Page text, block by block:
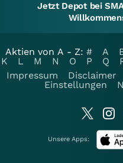
Jetzt Depot bei
Aktien von A - Z: # A
K
L M N O P Q
Impressum
Disclaimer
Einstellungen
Unsere Apps: